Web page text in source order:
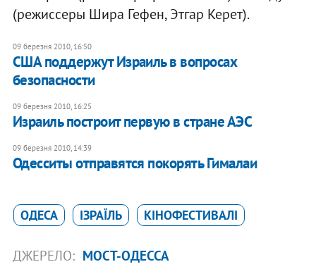
(режиссеры Шира Гефен, Этгар Керет).
09 березня 2010, 16:50
США поддержут Израиль в вопросах
безопасности
09 березня 2010, 16:25
Израиль построит первую в стране АЭС
09 березня 2010, 14:39
Одесситы отправятся покорять Гималаи
ОДЕСА ІЗРАЇЛЬ КІНОФЕСТИВАЛІ
ДЖЕРЕЛО: МОСТ-ОДЕССА